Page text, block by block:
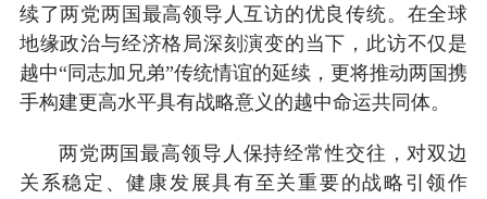
续了两党两国最高领导人互访的优良传统。在全球
地缘政治与经济格局深刻演变的当下，此访不仅是
越中“同志加兄弟”传统情谊的延续，更将推动两国携
手构建更高水平具有战略意义的越中命运共同体。
两党两国最高领导人保持经常性交往，对双边
关系稳定、健康发展具有至关重要的战略引领作